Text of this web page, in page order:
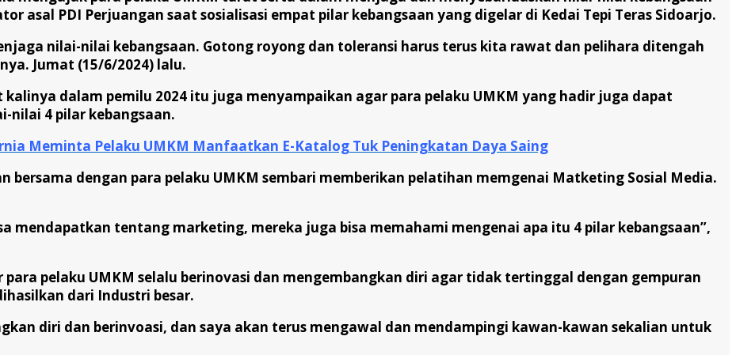
asal PDI Perjuangan saat sosialisasi empat pilar kebangsaan yang digelar di Kedai Tepi Teras Sidoarjo.
nilai-nilai kebangsaan. Gotong royong dan toleransi harus terus kita rawat dan pelihara ditengah
Jumat (15/6/2024) lalu.
dalam pemilu 2024 itu juga menyampaikan agar para pelaku UMKM yang hadir juga dapat
nilai 4 pilar kebangsaan.
Meminta Pelaku UMKM Manfaatkan E-Katalog Tuk Peningkatan Daya Saing
bersama dengan para pelaku UMKM sembari memberikan pelatihan memgenai Matketing Sosial Media.
mendapatkan tentang marketing, mereka juga bisa memahami mengenai apa itu 4 pilar kebangsaan”,
pelaku UMKM selalu berinovasi dan mengembangkan diri agar tidak tertinggal dengan gempuran
dari Industri besar.
diri dan berinvoasi, dan saya akan terus mengawal dan mendampingi kawan-kawan sekalian untuk